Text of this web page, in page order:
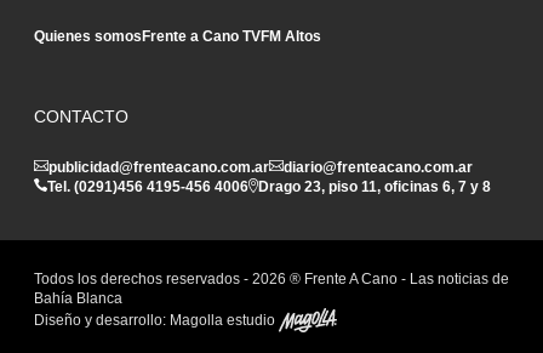
Quienes somosFrente a Cano TVFM Altos
CONTACTO
publicidad@frenteacano.com.ar
diario@frenteacano.com.ar
Tel. (0291)456 4195-456 4006 Drago 23, piso 11, oficinas 6, 7 y 8
Todos los derechos reservados - 2026 ® Frente A Cano - Las noticias de
Bahía Blanca
Diseño y desarrollo: Magolla estudio